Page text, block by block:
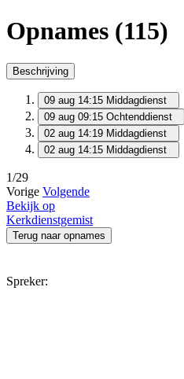
Opnames (115)
Beschrijving
09 aug 14:15 Middagdienst
09 aug 09:15 Ochtenddienst
02 aug 14:19 Middagdienst
02 aug 14:15 Middagdienst
1/29
Vorige Volgende
Bekijk op
Kerkdienstgemist
Terug naar opnames
Spreker: